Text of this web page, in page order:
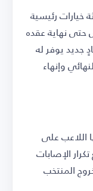
خيارات رئيسية
حتى نهاية عقده
جديد يوفر له
وإنهاء
اللاعب على
الإصابات
المنتخب